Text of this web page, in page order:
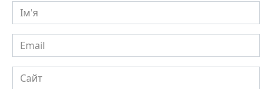
Ім'я
Email
Сайт